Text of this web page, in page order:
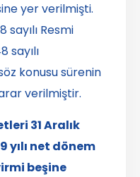
yer verilmişti.
sayılı Resmi
sayılı
konusu sürenin
verilmiştir.
31 Aralık
yılı net dönem
beşine